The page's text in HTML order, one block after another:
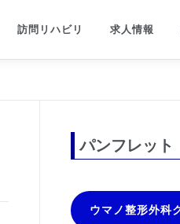
訪問リハビリ 求人情報
パンフレット
ウマノ整形外科